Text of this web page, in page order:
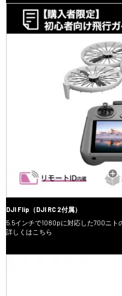
DJI Flip（DJI RC 2付属）
5.5インチで1080pに対応した700ニト
詳しくはこちら